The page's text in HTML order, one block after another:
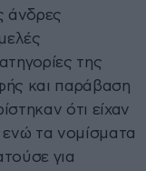
άνδρες
της
και παράβαση
ότι είχαν
ενώ τα νομίσματα
για